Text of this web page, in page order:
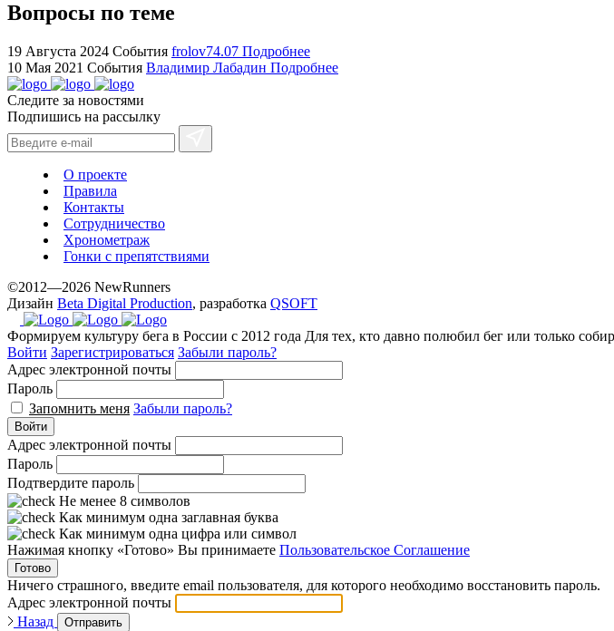
watches
+maserati
online
for
cheap
sale.
https://ylfactoryrolex.com/
hilarity
exceptional
method.
www.yvessaintlaurent.to
prices.
Вопросы по теме
19 Августа 2024 События frolov74.07 Подробнее
10 Мая 2021 События Владимир Лабадин Подробнее
Следите за новостями
Подпишись на рассылку
О проекте
Правила
Контакты
Сотрудничество
Хронометраж
Гонки с препятствиями
©2012—2026 NewRunners
Дизайн Beta Digital Production, разработка QSOFT
Формируем культуру бега в России с 2012 года Для тех, кто давно полюбил бег или только
Войти Зарегистрироваться Забыли пароль?
Адрес электронной почты
Пароль
Запомнить меня Забыли пароль?
Войти
Адрес электронной почты
Пароль
Подтвердите пароль
Не менее 8 символов
Как минимум одна заглавная буква
Как минимум одна цифра или символ
Нажимая кнопку «Готово» Вы принимаете Пользовательское Соглашение
Готово
Ничего страшного, введите email пользователя, для которого необходимо восстановить пароль.
Адрес электронной почты
Назад
Отправить